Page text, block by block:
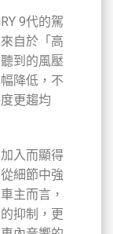
9代的駕
自於「高
到的風壓
降低，不
更趨均
入而顯得
細節中強
主而言，
抑制，更